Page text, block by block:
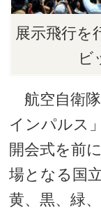
展示飛行を
ビ
航空自衛
インパルス
開会式を前
場となる国
黄、黒、緑